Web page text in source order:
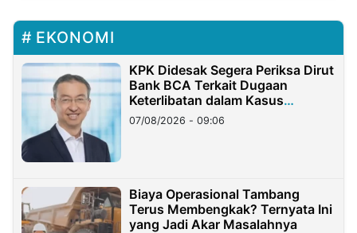
EKONOMI
KPK Didesak Segera Periksa Dirut
Bank BCA Terkait Dugaan
Keterlibatan dalam Kasus
Hilangnya Dana Nasabah Rp2,58
Miliar
07/08/2026 - 09:06
Biaya Operasional Tambang
Terus Membengkak? Ternyata Ini
yang Jadi Akar Masalahnya